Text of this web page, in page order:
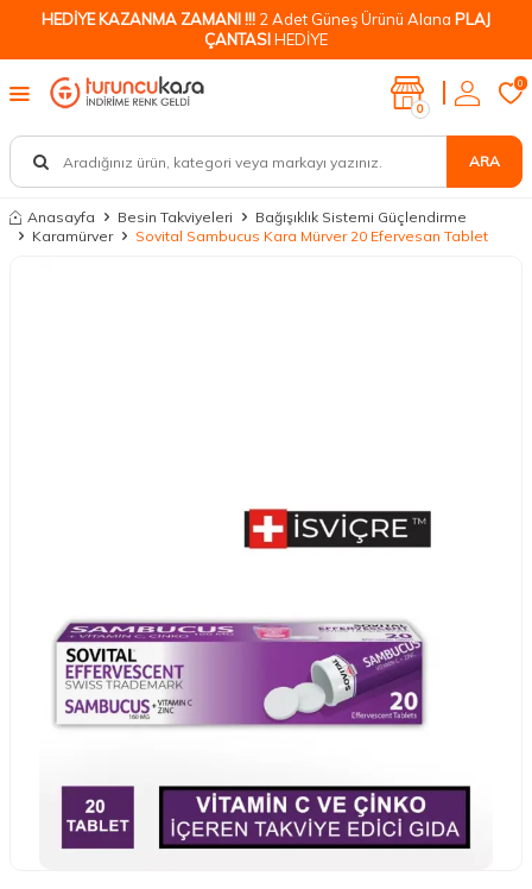
HEDİYE KAZANMA ZAMANI !!! 2 Adet Güneş Ürünü Alana PLAJ
ÇANTASIHEDİYE
ARA
0
0
Anasayfa Besin Takviyeleri
Bağışıklık Sistemi Güçlendirme
Karamürver
Sovital Sambucus Kara Mürver 20 Efervesan Tablet